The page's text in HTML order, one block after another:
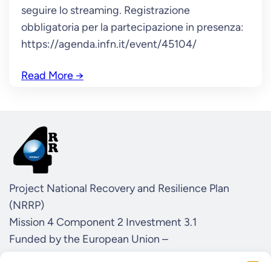
seguire lo streaming. Registrazione
obbligatoria per la partecipazione in presenza:
https://agenda.infn.it/event/45104/
Read More →
Project National Recovery and Resilience Plan
(NRRP)
Mission 4 Component 2 Investment 3.1
Funded by the European Union –